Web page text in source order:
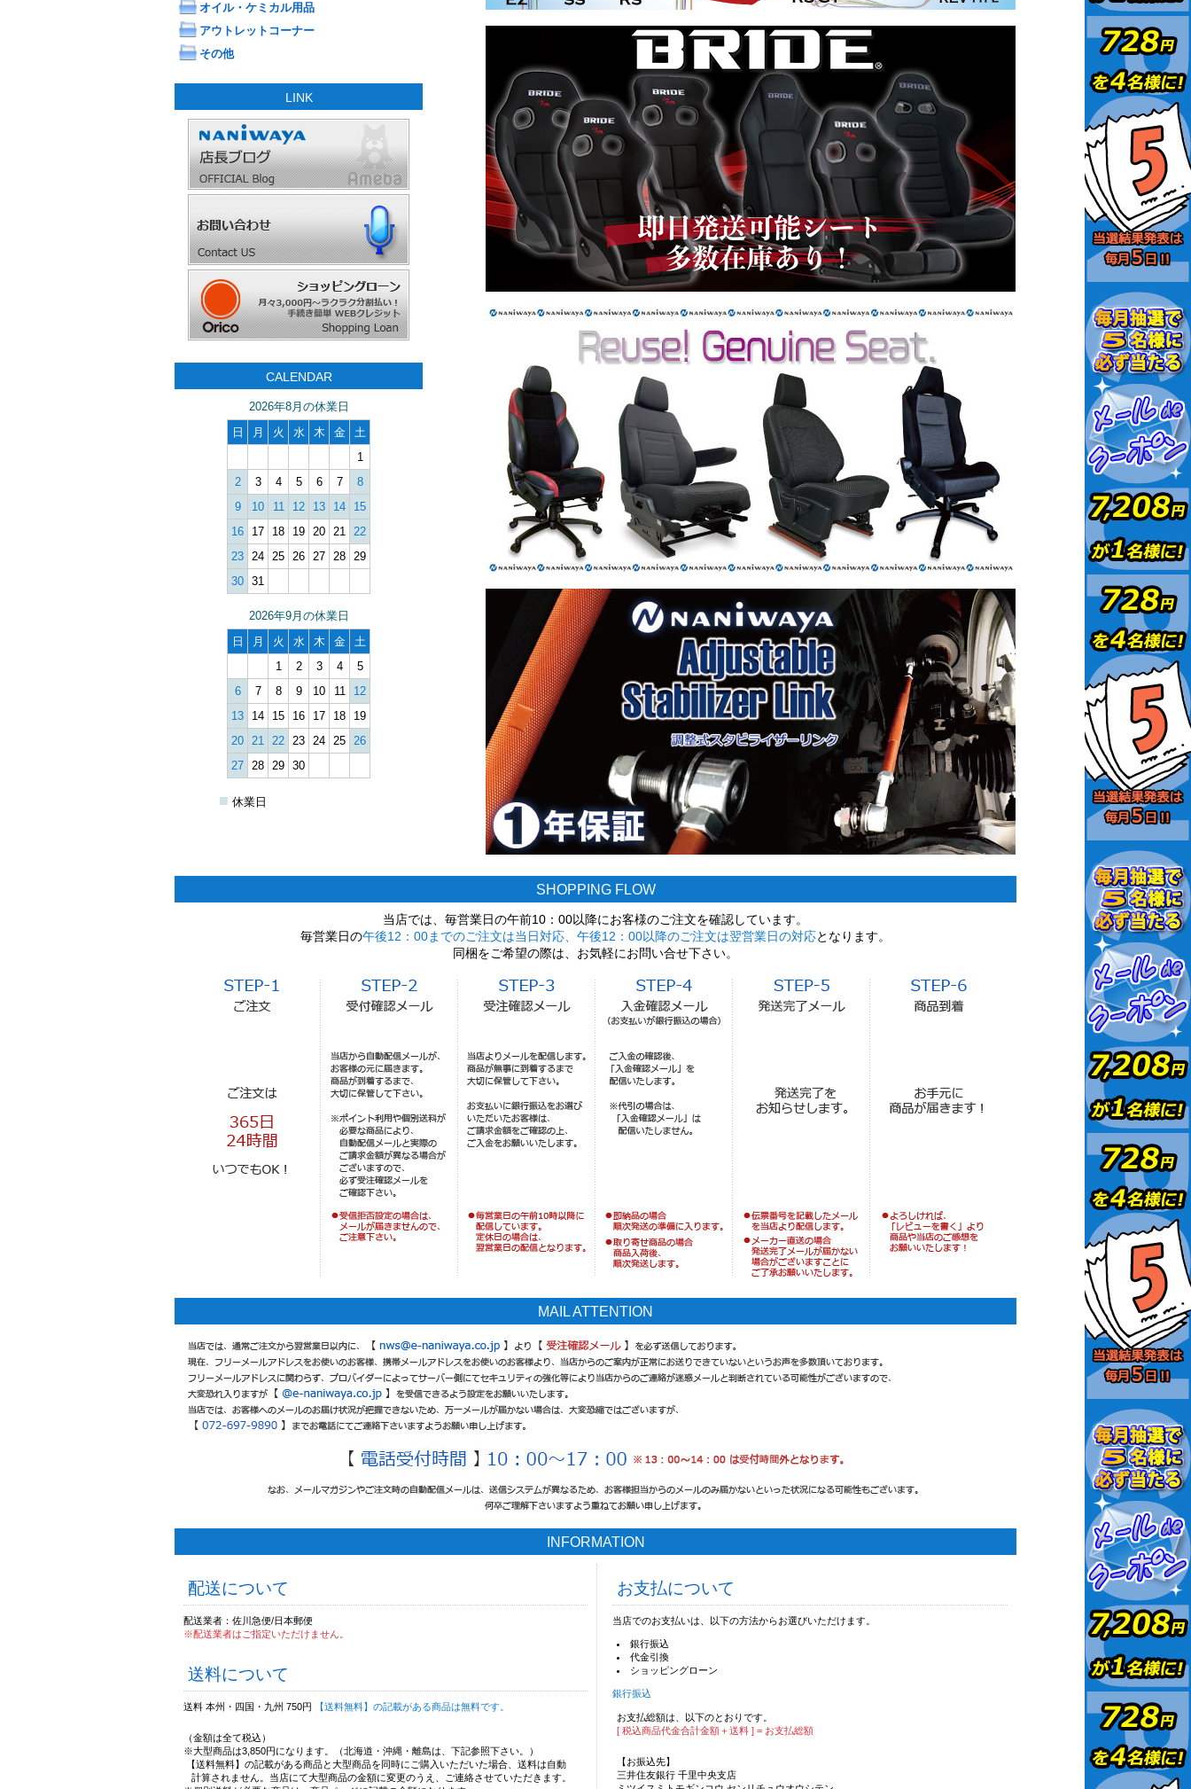
オイル・ケミカル用品
アウトレットコーナー
その他
LINK
CALENDAR
2026年8月の休業日
日
月 火 水 木 金
土
1
2
3 4 5 6 7
8
9
10 11 12 13 14
15
16
17 18 19 20 21 22
23 24 25 26 27 28 29
30 31
2026年9月の休業日
日
月 火 水 木 金
土
1
2 3 4
5
6
7 8 9 10 11
12
13
14 15 16 17 18
19
20 21 22 23 24 25 26
27 28 29 30
■ 休業日
SHOPPING FLOW
当店では、毎営業日の午前10：00以降にお客様のご注文を確認しています。
毎営業日の午後12：00までのご注文は当日対応、午後12：00以降のご注文は翌営業日の対応となります。
同梱をご希望の際は、お気軽にお問い合せ下さい。
MAIL ATTENTION
INFORMATION
配送について
配送業者：佐川急便/日本郵便
※配送業者はご指定いただけません。
送料について
送料 本州・四国・九州 750円 【送料無料】の記載がある商品は無料です。
（金額は全て税込）
※大型商品は3,850円になります。（北海道・沖縄・離島は、下記参照下さい。）
【送料無料】の記載がある商品と大型商品を同時にご購入いただいた場合、送料は自動
計算されません。当店にて大型商品の金額に変更のうえ、ご連絡させていただきます。
お支払について
当店でのお支払いは、以下の方法からお選びいただけます。
銀行振込
代金引換
ショッピングローン
銀行振込
お支払総額は、以下のとおりです。
[ 税込商品代金合計金額＋送料 ] = お支払総額
【お振込先】
三井住友銀行 千里中央支店